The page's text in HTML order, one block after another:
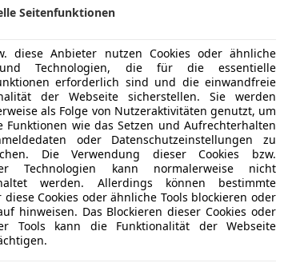
Start/
Tempomat
Unterhaltung/Media
Bluetooth
Radio
Sicherheit
ABS
Besichtigung und Probefahrt bitte ich um eine
nehmen wir auch Ihr bestehendes Fahrzeug
Wunsch die passende Finanzierung
(auch ohne Anzahlung).
Connect inkl. eCall -
Lackierung
Komfort-Paket
mit statischem Abbiegelicht
hinten
Regelanlage (Tempomat)
anzeigen
Seitenfunktionen
diese Anbieter nutzen Cookies oder ähnliche
Technologien, die für die essentielle
erforderlich sind und die einwandfreie
der Webseite sicherstellen. Sie werden
als Folge von Nutzeraktivitäten genutzt, um
Funktionen wie das Setzen und Aufrechterhalten
oder Datenschutzeinstellungen zu
Die Verwendung dieser Cookies bzw.
Technologien kann normalerweise nicht
werden. Allerdings können bestimmte
diese Cookies oder ähnliche Tools blockieren oder
hinweisen. Das Blockieren dieser Cookies oder
Tools kann die Funktionalität der Webseite